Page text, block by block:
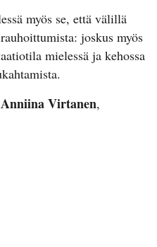
myös se, että välillä
joskus myös
mielessä ja kehossa
Anniina Virtanen,